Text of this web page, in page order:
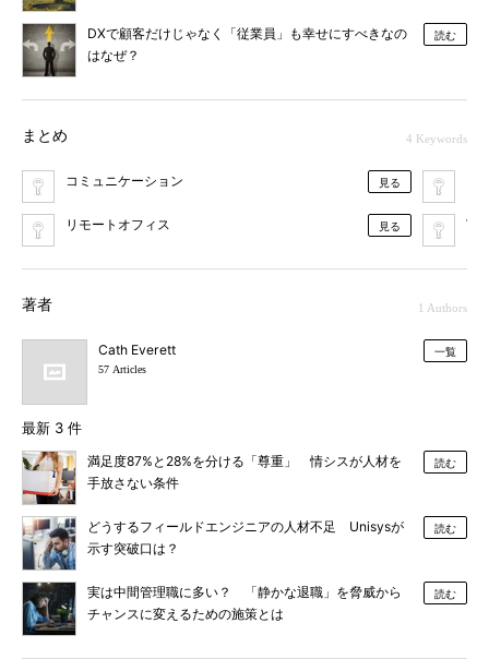
DXで顧客だけじゃなく「従業員」も幸せにすべきなの
はなぜ？
読む
まとめ 4 Keywords
コミュニケーション 見る
リモートオフィス 見る
著者 1 Authors
Cath Everett
57 Articles
一覧
最新 3 件
満足度87%と28%を分ける「尊重」 情シスが人材を
手放さない条件
読む
どうするフィールドエンジニアの人材不足 Unisysが
示す突破口は？
読む
実は中間管理職に多い？ 「静かな退職」を脅威から
チャンスに変えるための施策とは
読む